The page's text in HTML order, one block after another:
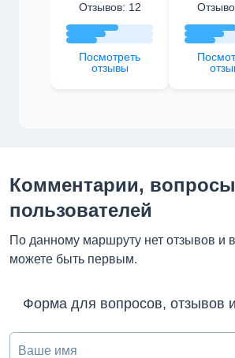
Отзывов: 12
Посмотреть
отзывы
Комментарии,
пользователей
По данному маршруту нет отзывов и
можете быть первым.
Форма для вопросов, отзывов
Ваше имя